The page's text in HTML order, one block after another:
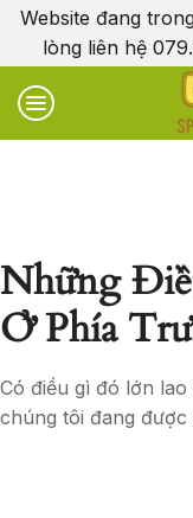
Website đang
lòng liên hệ
Những
Ở Phía
Có điều gì đó lớn
chúng tôi đang được